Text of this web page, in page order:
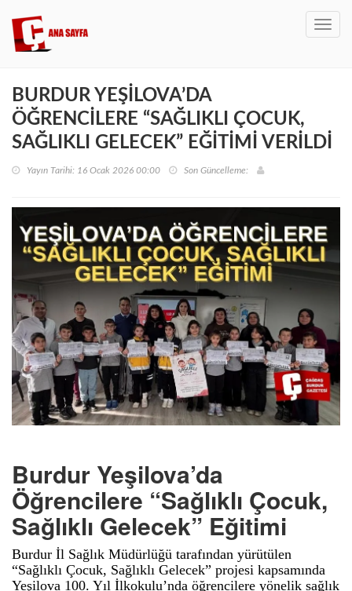
BURDUR YEŞİLOVA’DA
ÖĞRENCİLERE “SAĞLIKLI ÇOCUK,
SAĞLIKLI GELECEK” EĞİTİMİ VERİLDİ
Yayın Tarihi: 16 Ocak 2026 00:00 Son Güncelleme:
Burdur Yeşilova’da
Öğrencilere “Sağlıklı Çocuk,
Sağlıklı Gelecek” Eğitimi
Burdur İl Sağlık Müdürlüğü tarafından yürütülen
“Sağlıklı Çocuk, Sağlıklı Gelecek” projesi kapsamında
Yeşilova 100. Yıl İlkokulu’nda öğrencilere yönelik sağlık